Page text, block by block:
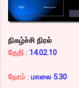
நிகழ்ச்சி நிரல்
தேதி : 14.02.10
நேரம் : மாலை 5.30